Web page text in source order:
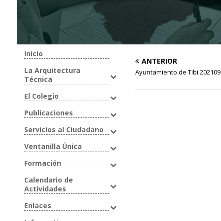
ANTERIOR
Ayuntamiento de Tibi
Inicio
La Arquitectura
Técnica
El Colegio
Publicaciones
Servicios al Ciudadano
Ventanilla Única
Formación
Calendario de
Actividades
Enlaces